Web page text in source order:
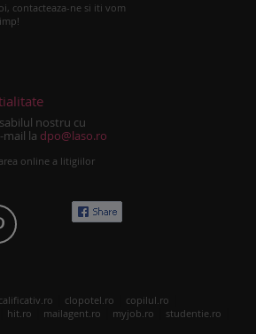
contacteaza-ne si iti vom
nostru cu
la dpo@laso.ro
online a litigiilor
calificativ.ro clopotel.ro copilul.ro
hit.ro mailagent.ro myjob.ro studentie.ro